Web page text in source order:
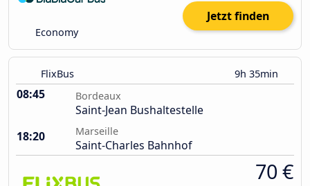
Economy
Jetzt finden
FlixBus 9h 35min
08:45 Bordeaux
Saint-Jean Bushaltestelle
18:20
Marseille
Saint-Charles Bahnhof
70 €